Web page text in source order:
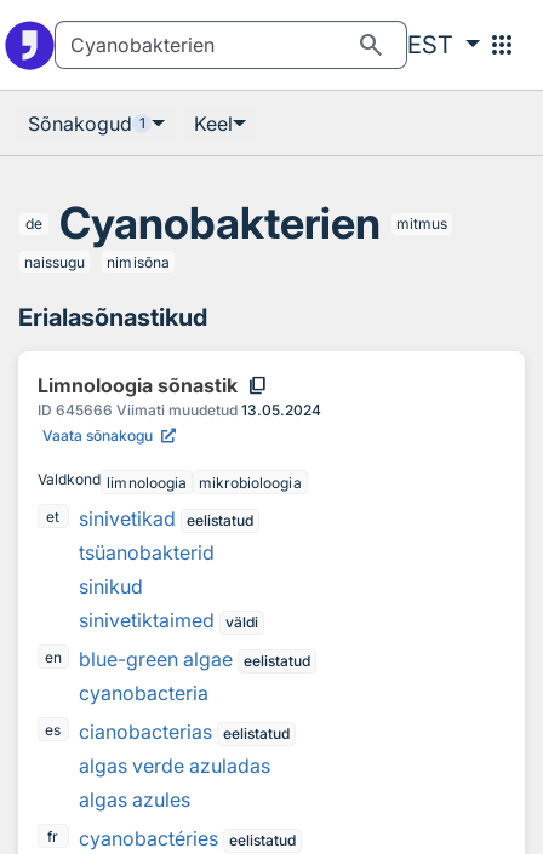
search EST apps
Sõnakogud 1 Keel
de Cyanobakterien mitmus
naissugu nimisõna
Erialasõnastikud
Limnoloogia sõnastik content_copy
ID 645666 Viimati muudetud 13.05.2024
Vaata sõnakogu
Valdkond limnoloogia
mikrobioloogia
et
sinivetikad eelistatud
tsüanobakterid
sinikud
sinivetiktaimed
väldi
en
blue-green algae eelistatud
cyanobacteria
es cianobacterias eelistatud
algas verde azuladas
algas azules
fr cyanobactéries eelistatud